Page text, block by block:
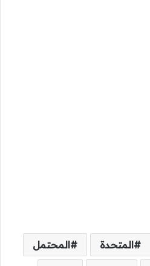
المتحدة المحتمل